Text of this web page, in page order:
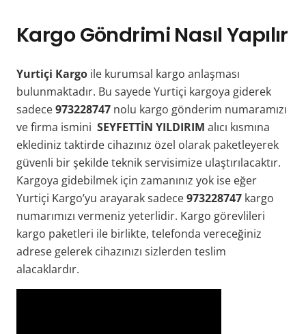
Kargo Göndrimi Nasıl Yapılır
Yurtiçi Kargo ile kurumsal kargo anlaşması
bulunmaktadır. Bu sayede Yurtiçi kargoya giderek
sadece973228747 nolu kargo gönderim numaramızı
ve firma ismini SEYFETTİN YILDIRIM alıcı kısmına
eklediniz taktirde cihazınız özel olarak paketleyerek
güvenli bir şekilde teknik servisimize ulaştırılacaktır.
Kargoya gidebilmek için zamanınız yok ise eğer
Yurtiçi Kargo’yu arayarak sadece973228747 kargo
numarımızı vermeniz yeterlidir. Kargo görevlileri
kargo paketleri ile birlikte, telefonda vereceğiniz
adrese gelerek cihazınızı sizlerden teslim
alacaklardır.